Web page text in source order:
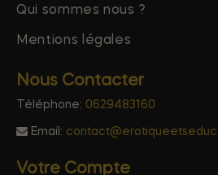
Qui sommes nous ?
Mentions légales
Nous Contacter
Téléphone: 0629483160
Email:
Votre Compte